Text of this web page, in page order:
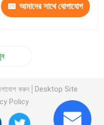
আমাদের সাথে যোগাযোগ
করুন
Desktop Site
Policy